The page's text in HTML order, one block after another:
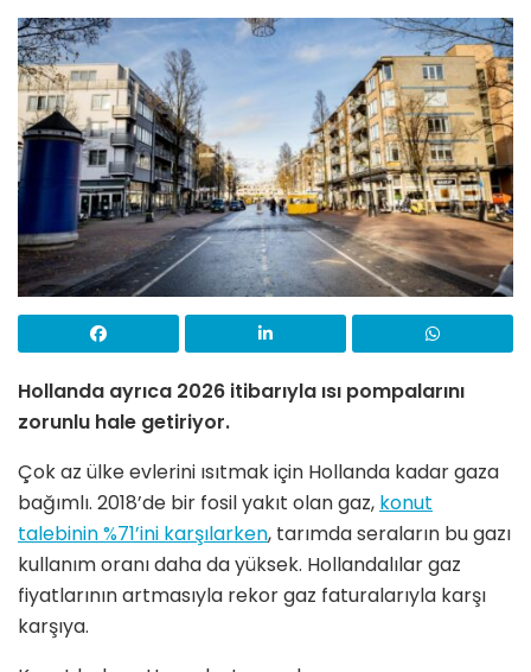
Hollanda ayrıca 2026 itibarıyla ısı pompalarını
zorunlu hale getiriyor.
Çok az ülke evlerini ısıtmak için Hollanda kadar gaza
bağımlı. 2018’de bir fosil yakıt olan gaz, konut
talebinin %71’ini karşılarken, tarımda seraların bu gazı
kullanım oranı daha da yüksek. Hollandalılar gaz
fiyatlarının artmasıyla rekor gaz faturalarıyla karşı
karşıya.